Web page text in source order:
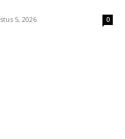
5, 2026 0